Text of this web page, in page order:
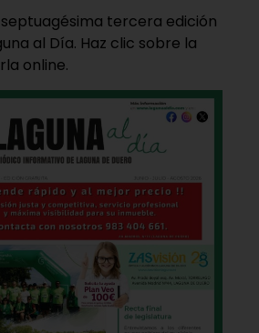
tercera edición
al Día. Haz clic sobre la
online.